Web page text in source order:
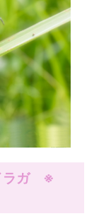
ラガ ※